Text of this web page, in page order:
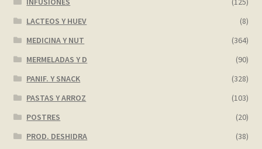
LACTEOS Y HUEV
(8)
MEDICINA Y NUT
(364)
MERMELADAS Y D
(90)
PANIF. Y SNACK
(328)
PASTAS Y ARROZ
(103)
POSTRES
(20)
PROD. DESHIDRA
(38)